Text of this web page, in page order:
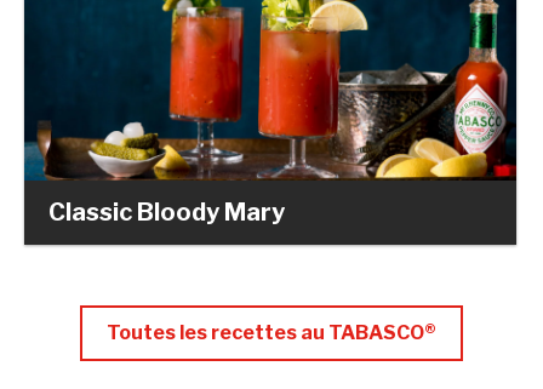
Classic Bloody Mary
Toutes les recettes au TABASCO®